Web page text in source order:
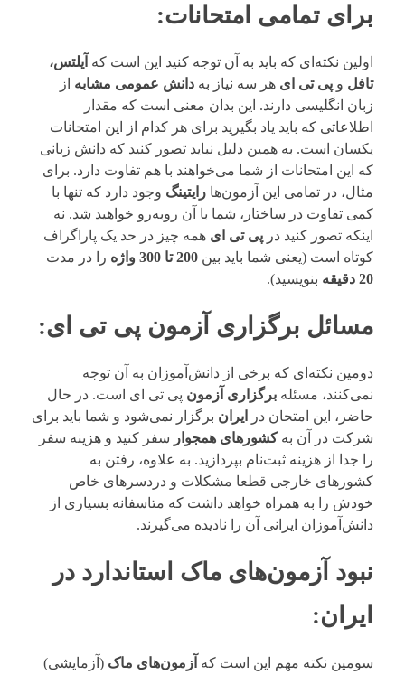
برای تمامی امتحانات:
اولین نکته‌ای که باید به آن توجه کنید این است که آیلتس،
تافل و پی تی ای هر سه نیاز به دانش عمومی مشابه از
زبان انگلیسی دارند. این بدان معنی است که مقدار
اطلاعاتی که باید یاد بگیرید برای هر کدام از این امتحانات
یکسان است. به همین دلیل نباید تصور کنید که دانش زبانی
که این امتحانات از شما می‌خواهند با هم تفاوت دارد. برای
مثال، در تمامی این آزمون‌ها رایتینگ وجود دارد که تنها با
کمی تفاوت در ساختار، شما با آن روبه‌رو خواهید شد. نه
اینکه تصور کنید در پی تی ای همه چیز در حد یک پاراگراف
کوتاه است (یعنی شما باید بین 200 تا 300 واژه
را در مدت
20 دقیقه
بنویسید).
مسائل برگزاری آزمون پی تی ای:
دومین نکته‌ای که برخی از دانش‌آموزان به آن توجه
نمی‌کنند، مسئله برگزاری آزمون پی تی ای است. در حال
حاضر، این امتحان در
ایران برگزار نمی‌شود و شما باید برای
شرکت در آن بهکشورهای همجوار سفر کنید و هزینه سفر
را جدا از هزینه ثبت‌نام بپردازید. به علاوه، رفتن به
کشورهای خارجی قطعا مشکلات و دردسرهای خاص
خودش را به همراه خواهد داشت که متاسفانه بسیاری از
دانش‌آموزان ایرانی آن را نادیده می‌گیرند.
نبود آزمون‌های ماک استاندارد در
ایران:
سومین نکته مهم این است که آزمون‌های ماک (آزمایشی)